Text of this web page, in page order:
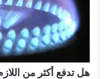
هل تدفع أكثر من